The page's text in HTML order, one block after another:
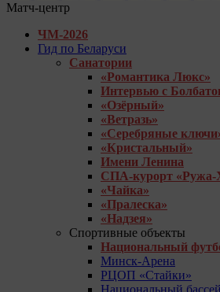
Матч-центр
ЧМ-2026
Гид по Беларуси
Санатории
«Романтика Люкс»
Интервью с
«Озёрный»
«Ветразь»
«Серебряные
«Кристальный»
Имени Ленина
СПА-курорт «Ружа-
«Чайка»
«Пралеска»
«Надзея»
Спортивные объекты
Национальный
Минск-Арена
РЦОП «Стайки»
Национальный